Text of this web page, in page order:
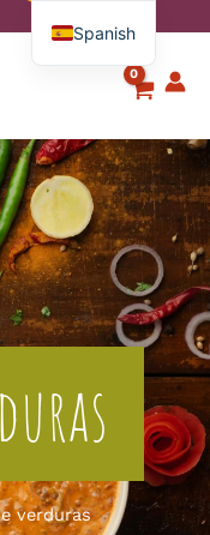
verduras
Spanish
French
Italian
German